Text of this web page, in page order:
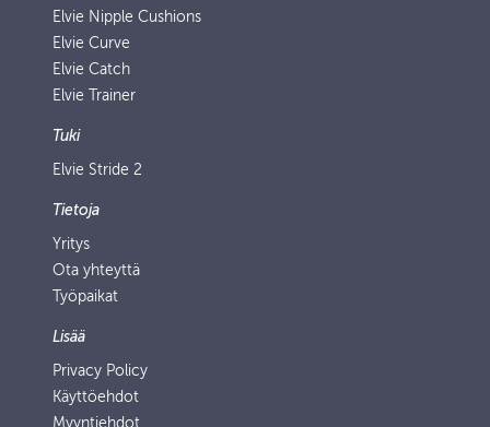
Elvie Nipple Cushions
Elvie Curve
Elvie Catch
Elvie Trainer
Tuki
Elvie Stride 2
Tietoja
Yritys
Ota yhteyttä
Työpaikat
Lisää
Privacy Policy
Käyttöehdot
Myyntiehdot